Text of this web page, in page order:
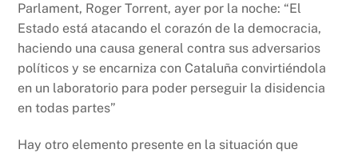
Parlament, Roger Torrent, ayer por la noche: “El
Estado está atacando el corazón de la democracia,
haciendo una causa general contra sus adversarios
políticos y se encarniza con Cataluña convirtiéndola
en un laboratorio para poder perseguir la disidencia
en todas partes”
Hay otro elemento presente en la situación que